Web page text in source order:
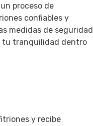
proceso de
confiables y
medidas de seguridad
tu tranquilidad dentro
y recibe